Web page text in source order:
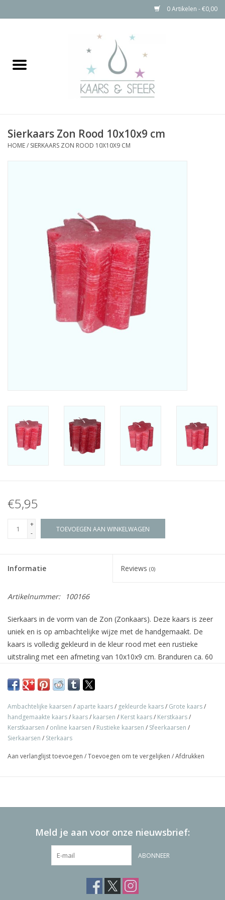
0 Artikelen - €0,00
Stompkaarsen Rustiek
Vierkante Kaarsen
Ecologische Kaarsen
Sierkaars Zon Rood 10x10x9 cm
HOME/ SIERKAARS ZON ROOD 10X10X9 CM
€5,95
+
-
TOEVOEGEN AAN WINKELWAGEN
Informatie Reviews (0)
Artikelnummer: 100166
Sierkaars in de vorm van de Zon (Zonkaars). Deze kaars is zeer
uniek en is op ambachtelijke wijze met de handgemaakt. De
kaars is volledig gekleurd in de kleur rood met een rustieke
uitstraling met een afmeting van 10x10x9 cm. Branduren ca. 60
Ambachtelijke kaarsen / aparte kaars/ gekleurde kaars/ Grote kaars/
handgemaakte kaars/ kaars/ kaarsen / Kerst kaars/ Kerstkaars/
Kerstkaarsen / online kaarsen / Rustieke kaarsen / Sfeerkaarsen /
Sierkaarsen / Sterkaars
Aan verlanglijst toevoegen /Toevoegen om te vergelijken /Afdrukken
Meld je aan voor onze nieuwsbrief:
ABONNEER